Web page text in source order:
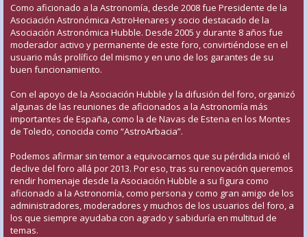
Como aficionado a la Astronomía, desde 2008 fue Presidente de la
Asociación Astronómica AstroHenares y socio destacado de la
Asociación Astronómica Hubble. Desde 2005 y durante 8 años fue
moderador activo y permanente de este foro, convirtiéndose en el
usuario más prolífico del mismo y en uno de los garantes de su
buen funcionamiento.
Con el apoyo de la Asociación Hubble y la difusión del foro, organizó
algunas de las reuniones de aficionados a la Astronomía más
importantes de España, como la de Navas de Estena en los Montes
de Toledo, conocida como “AstroArbacia”.
Podemos afirmar sin temor a equivocarnos que su pérdida inició el
declive del foro allá por 2013. Por eso, tras su renovación queremos
rendir homenaje desde la Asociación Hubble a su figura como
aficionado a la Astronomía, como persona y como gran amigo de los
administradores, moderadores y muchos de los usuarios del foro, a
los que siempre ayudaba con agrado y sabiduría en multitud de
temas.